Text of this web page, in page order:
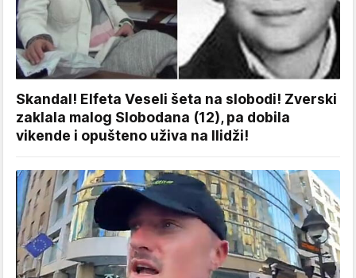
Skandal! Elfeta Veseli šeta na slobodi! Zverski
zaklala malog Slobodana (12), pa dobila
vikende i opušteno uživa na Ilidži!